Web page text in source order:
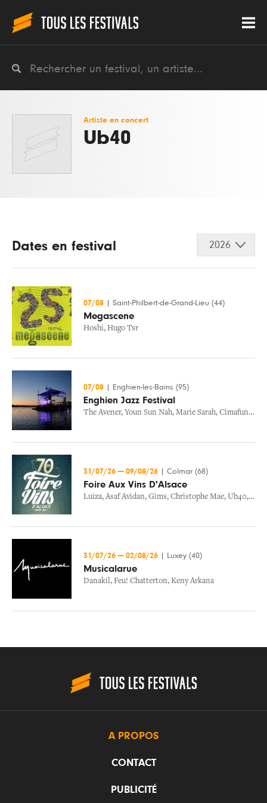
Artiste en concert
Ub40
Dates en festival 2026
07/08 Saint-Philbert-de-Grand-Lieu (44)
Megascene
Hoshi, Hugo Tsr
07/08 Enghien-les-Bains (95)
Enghien Jazz Festival
The Avener, Youn Sun Nah, Marie Sarah, Cimafunk ,
31/07/26 — 09/08/26 Colmar (68)
Foire Aux Vins D'Alsace
Luiza, Asaf Avidan, Gims, Christophe Mae, Ub40,
31/07/26 — 02/08/26 Luxey (40)
Musicalarue
Danakil, Feu! Chatterton, Keny Arkana
A PROPOS
CONTACT
PUBLICITÉ